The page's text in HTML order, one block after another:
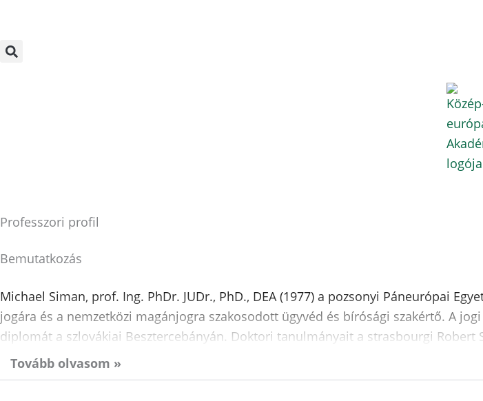
content
Professzori profil
Bemutatkozás
Michael Siman, prof. Ing. PhDr. JUDr., PhD., DEA (1977) a pozsonyi Páneurópai
jogára és a nemzetközi magánjogra szakosodott ügyvéd és bírósági szakértő. A
diplomát a szlovákiai Besztercebányán. Doktori tanulmányait a strasbourgi Robert
Tovább olvasom »